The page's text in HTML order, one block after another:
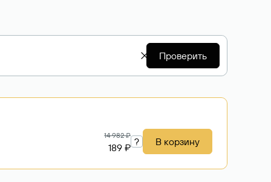
Проверить
14 982 ₽
189 ₽ ? В корзину